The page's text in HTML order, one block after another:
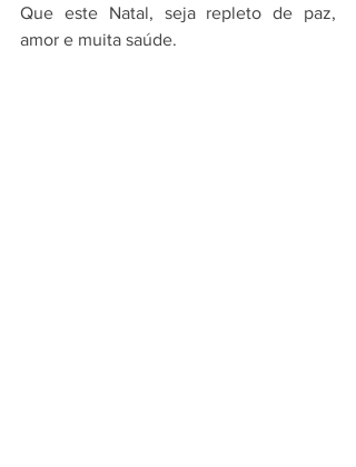
Que este Natal, seja repleto de paz,
amor e muita saúde.